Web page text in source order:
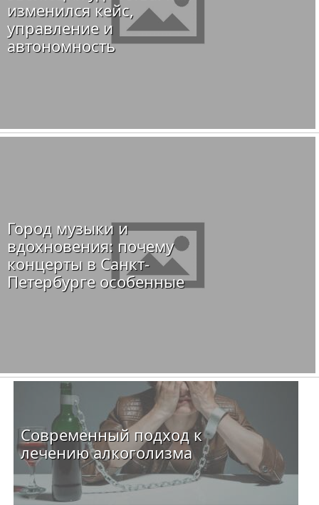
изменился кейс,
управление и
автономность
Город музыки и
вдохновения: почему
концерты в Санкт-
Петербурге особенные
Современный подход к
лечению алкоголизма